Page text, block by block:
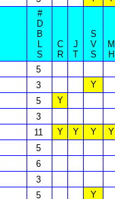
#
D
B
L
S
C
R
J
T
S
V
S
M
H
5
3 Y
5 Y
3
11 Y Y Y Y
5
6
3
5 Y